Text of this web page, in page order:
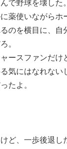
で野球を壊した
薬使いながらホ
のを横目に、自
。
ースファンだけ
気にはなれない
たよ。
ど、一歩後退し